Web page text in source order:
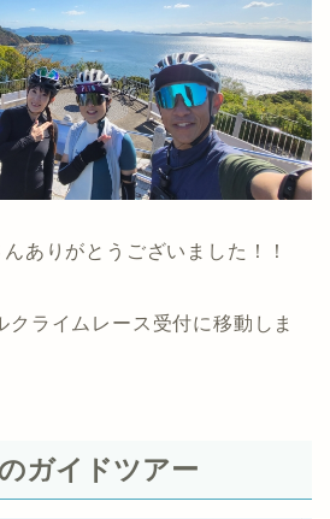
ありがとうございました！！
クライムレース受付に移動しま
ガイドツアー